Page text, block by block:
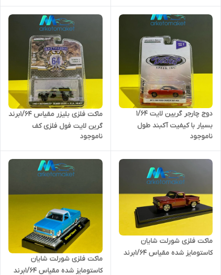
دوج چارجر گریین لایت ۱/۶۴
بسیار با کیفیت آکبند طول
ناموجود
ماکت فلزی بلیزر مقیاس ۱/۶۴برند
گرین لایت فول فلزی کف
ناموجود
ماکت فلزی شورلت شایان
کاستومایز شده مقیاس ۱/۶۴برند
ماکت فلزی شورلت شایان
کاستومایز شده مقیاس ۱/۶۴برند